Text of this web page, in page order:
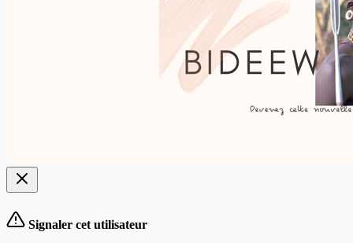
Signaler cet utilisateur